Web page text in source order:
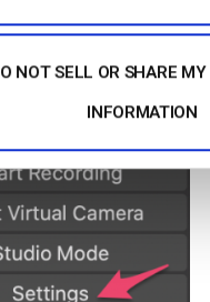
NOT SELL OR SHARE
INFORMATION
apriremo le
Impostazioni